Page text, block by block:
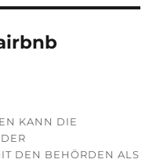
KANN DIE
DEN BEHÖRDEN ALS